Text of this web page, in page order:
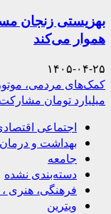
بهزیستی زنجان
هموار می‌کند
۱۴۰۵-۰۴-۲۵
میلیارد تومان
اجتماعی
بهداشت و درمان
جامعه
دسته‌بندی نشده
فرهنگی، هنری
ویترین